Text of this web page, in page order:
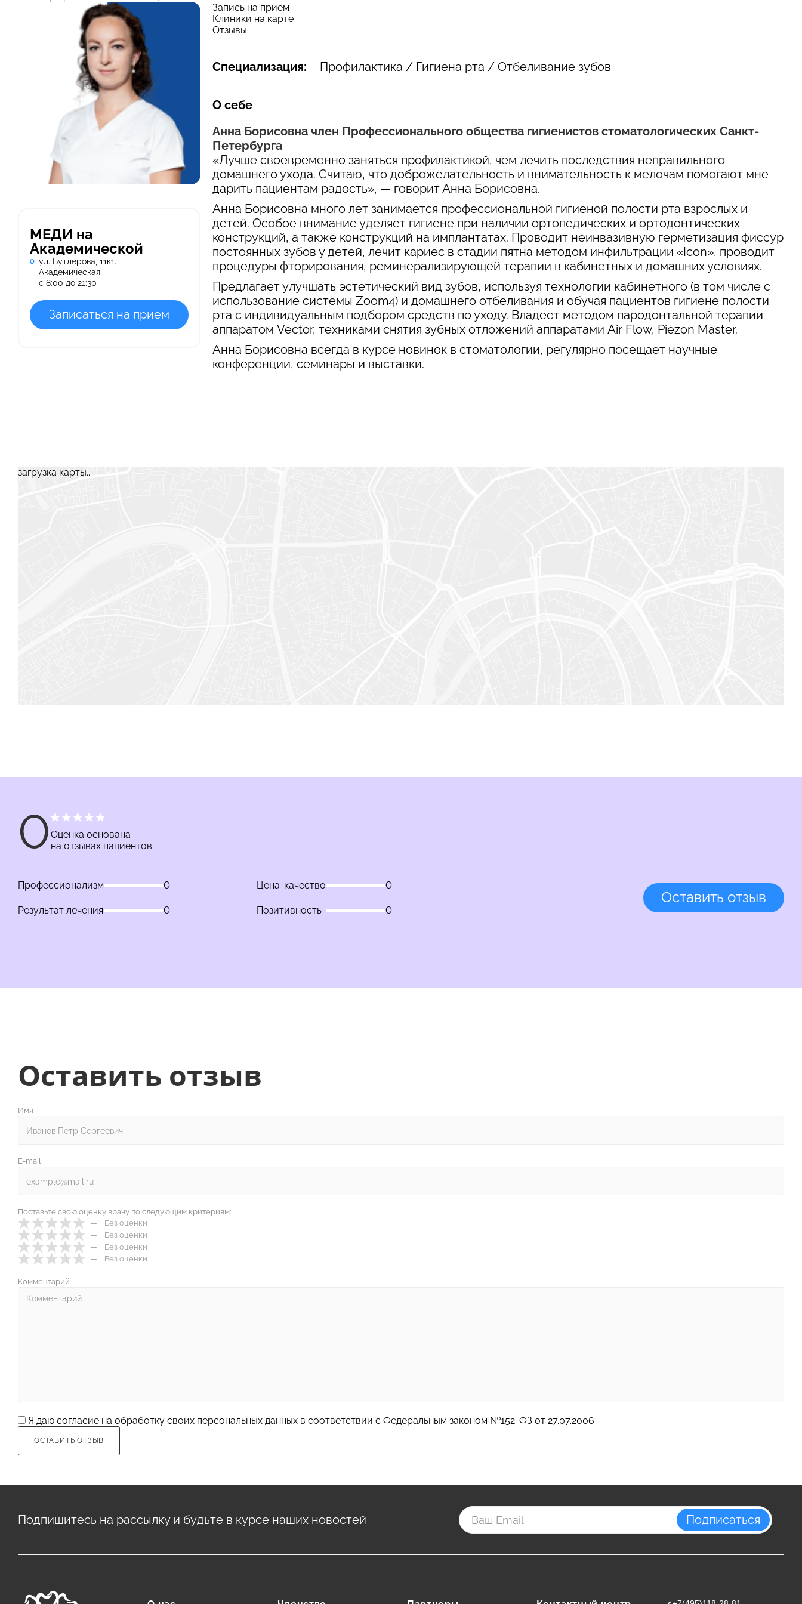
МЕДИ на
Академической
ул. Бутлерова, 11к1.
Академическая
с 8:00 до 21:30
Записаться на прием
Запись на прием
Клиники на карте
Отзывы
Специализация: Профилактика / Гигиена рта / Отбеливание зубов
О себе
Анна Борисовна член Профессионального общества гигиенистов стоматологических Санкт-
Петербурга
«Лучше своевременно заняться профилактикой, чем лечить последствия неправильного
домашнего ухода. Считаю, что доброжелательность и внимательность к мелочам помогают мне
дарить пациентам радость», — говорит Анна Борисовна.
Анна Борисовна много лет занимается профессиональной гигиеной полости рта взрослых и
детей. Особое внимание уделяет гигиене при наличии ортопедических и ортодонтических
конструкций, а также конструкций на имплантатах. Проводит неинвазивную герметизация фиссур
постоянных зубов у детей, лечит кариес в стадии пятна методом инфильтрации «Icon», проводит
процедуры фторирования, реминерализирующей терапии в кабинетных и домашних условиях.
Предлагает улучшать эстетический вид зубов, используя технологии кабинетного (в том числе с
использование системы Zoom4) и домашнего отбеливания и обучая пациентов гигиене полости
рта с индивидуальным подбором средств по уходу. Владеет методом пародонтальной терапии
аппаратом Vector, техниками снятия зубных отложений аппаратами Air Flow, Piezon Master.
Анна Борисовна всегда в курсе новинок в стоматологии, регулярно посещает научные
конференции, семинары и выставки.
загрузка карты...
0 Оценка основана
на отзывах пациентов
Профессионализм 0
Результат лечения 0
Цена-качество 0
Позитивность 0
Оставить отзыв
Оставить отзыв
Имя
E-mail
Поставьте свою оценку врачу по следующим критериям:
Без оценки
Без оценки
Без оценки
Без оценки
Комментарий
Я даю согласие на обработку своих персональных данных в соответствии с Федеральным законом №152-ФЗ от 27.07.2006
ОСТАВИТЬ ОТЗЫВ
Подпишитесь на рассылку и будьте в курсе наших новостей Подписаться